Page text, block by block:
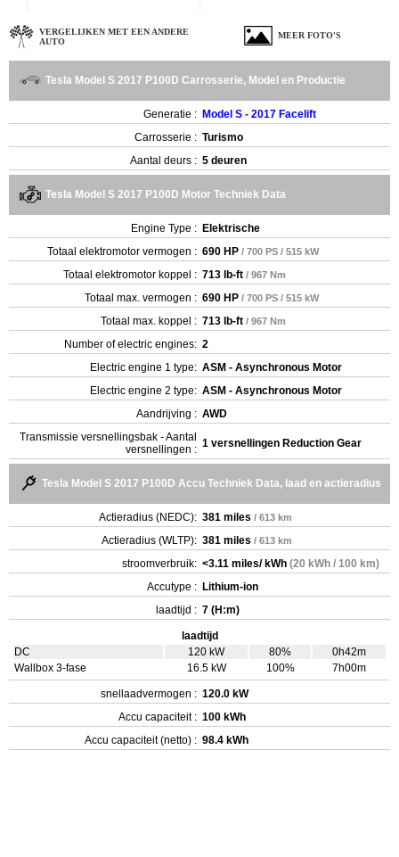
VERGELIJKEN MET EEN ANDERE
AUTO
MEER FOTO'S
Tesla Model S 2017 P100D Carrosserie, Model en Productie
Generatie : Model S - 2017 Facelift
Carrosserie : Turismo
Aantal deurs : 5 deuren
Tesla Model S 2017 P100D Motor Techniek Data
Engine Type : Elektrische
Totaal elektromotor vermogen : 690 HP / 700 PS / 515 kW
Totaal elektromotor koppel : 713 lb-ft / 967 Nm
Totaal max. vermogen : 690 HP / 700 PS / 515 kW
Totaal max. koppel : 713 lb-ft / 967 Nm
Number of electric engines: 2
Electric engine 1 type: ASM - Asynchronous Motor
Electric engine 2 type: ASM - Asynchronous Motor
Aandrijving : AWD
Transmissie versnellingsbak - Aantal
versnellingen : 1 versnellingen Reduction Gear
Tesla Model S 2017 P100D Accu Techniek Data, laad en actieradius
Actieradius (NEDC): 381 miles / 613 km
Actieradius (WLTP): 381 miles / 613 km
stroomverbruik: <3.11 miles/ kWh (20 kWh / 100 km)
Accutype : Lithium-ion
laadtijd : 7 (H:m)
laadtijd
DC
120 kW 80%
0h42m
Wallbox 3-fase
16.5 kW 100% 7h00m
snellaadvermogen : 120.0 kW
Accu capaciteit : 100 kWh
Accu capaciteit (netto) : 98.4 kWh